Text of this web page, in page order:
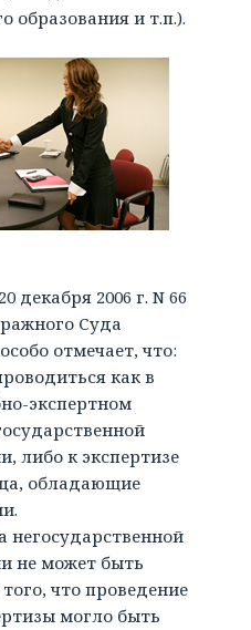
образования и т.п.).
2006 г. N 66
Суда
отмечает, что:
как в
экспертном
либо к экспертизе
обладающие
не может быть
что проведение
могло быть